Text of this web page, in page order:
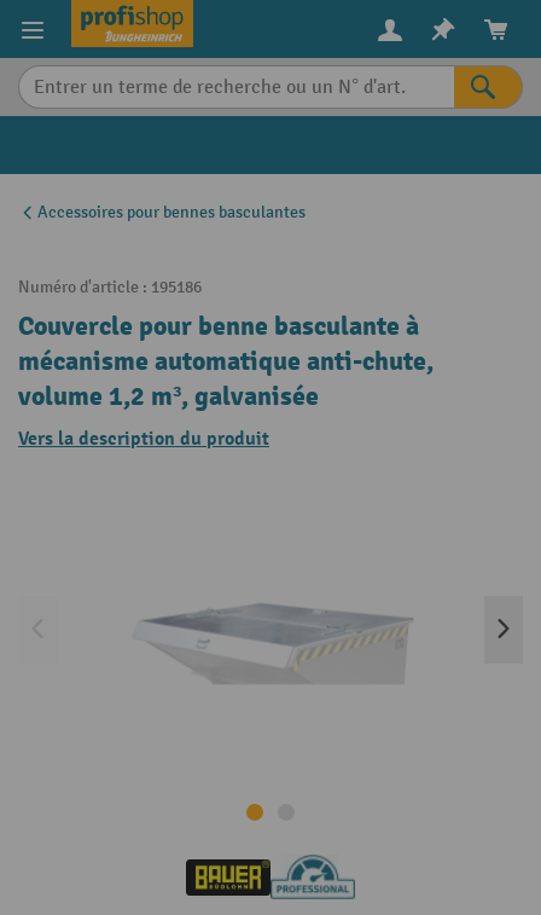
content
Accessoires pour bennes basculantes
Numéro d'article : 195186
Couvercle pour benne basculante à
mécanisme automatique anti-chute,
volume 1,2 m³, galvanisée
Vers la description du produit